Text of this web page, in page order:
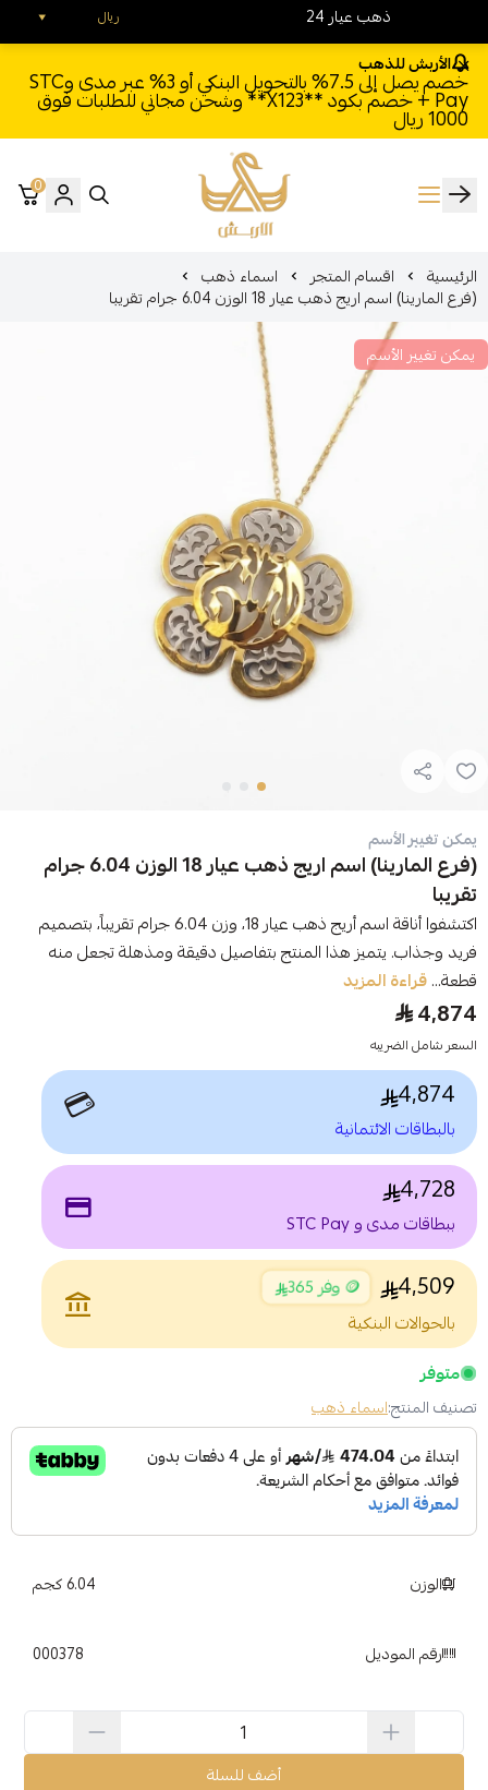
الأربش للذهب
خصم يصل إلى 7.5% بالتحويل البنكي أو 3% عبر مدى وSTC
Pay + خصم بكود **X123** وشحن مجاني للطلبات فوق
1000 ريال
الأربش للذهب
0
الرئيسية اقسام المتجر اسماء ذهب
(فرع المارينا) اسم اريج ذهب عيار 18 الوزن 6.04 جرام تقريبا
يمكن تغيير الأسم
يمكن تغيير الأسم
(فرع المارينا) اسم اريج ذهب عيار 18 الوزن 6.04 جرام
تقريبا
اكتشفوا أناقة اسم أريج ذهب عيار 18، وزن 6.04 جرام تقريباً، بتصميم
فريد وجذاب. يتميز هذا المنتج بتفاصيل دقيقة ومذهلة تجعل منه
قطعة...قراءة المزيد
4,874
السعر شامل الضريبه
4,874
بالبطاقات الائتمانية 💳
4,728
ببطاقات مدى و STC Pay payment
4,509 🪙 وفر 365
بالحوالات البنكية
account_balance
متوفر
تصنيف المنتج:اسماء ذهب
الوزن 6.04 كجم
رقم الموديل 000378
أضف للسلة
24 ذهب عيار ريال